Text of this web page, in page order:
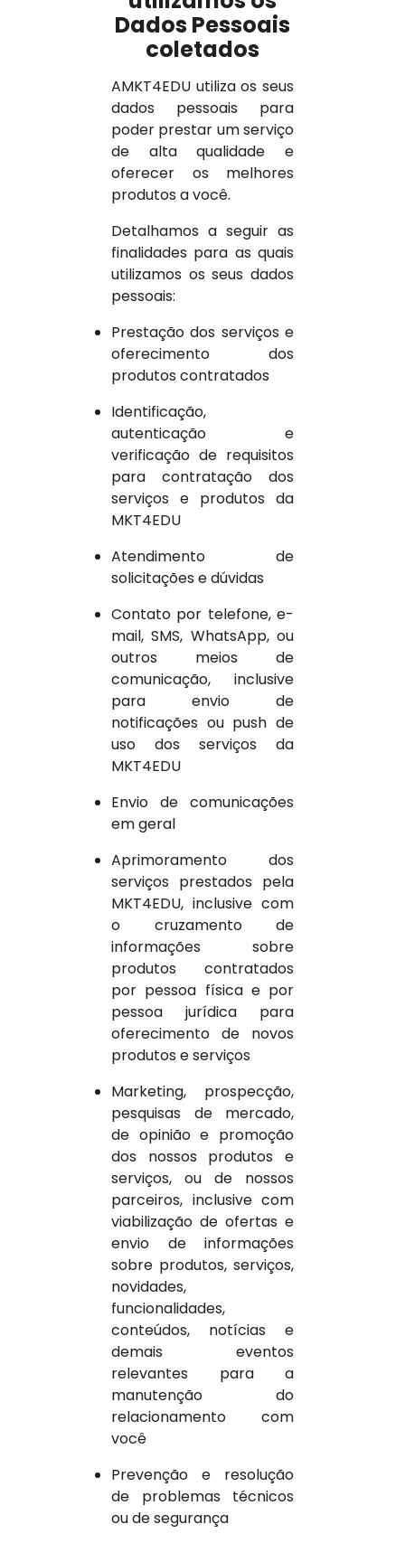
Dados Pessoais
coletados
AMKT4EDU utiliza os seus
dados pessoais para
poder prestar um serviço
de alta qualidade e
oferecer os melhores
produtos a você.
Detalhamos a seguir as
finalidades para as quais
utilizamos os seus dados
pessoais:
Prestação dos serviços e
oferecimento dos
produtos contratados
Identificação,
autenticação e
verificação de requisitos
para contratação dos
serviços e produtos da
MKT4EDU
Atendimento de
solicitações e dúvidas
Contato por telefone, e-
mail, SMS, WhatsApp, ou
outros meios de
comunicação, inclusive
para envio de
notificações ou push de
uso dos serviços da
MKT4EDU
Envio de comunicações
em geral
Aprimoramento dos
serviços prestados pela
MKT4EDU, inclusive com
o cruzamento de
informações sobre
produtos contratados
por pessoa física e por
pessoa jurídica para
oferecimento de novos
produtos e serviços
Marketing, prospecção,
pesquisas de mercado,
de opinião e promoção
dos nossos produtos e
serviços, ou de nossos
parceiros, inclusive com
viabilização de ofertas e
envio de informações
sobre produtos, serviços,
novidades,
funcionalidades,
conteúdos, notícias e
demais eventos
relevantes para a
manutenção do
relacionamento com
você
Prevenção e resolução
de problemas técnicos
ou de segurança